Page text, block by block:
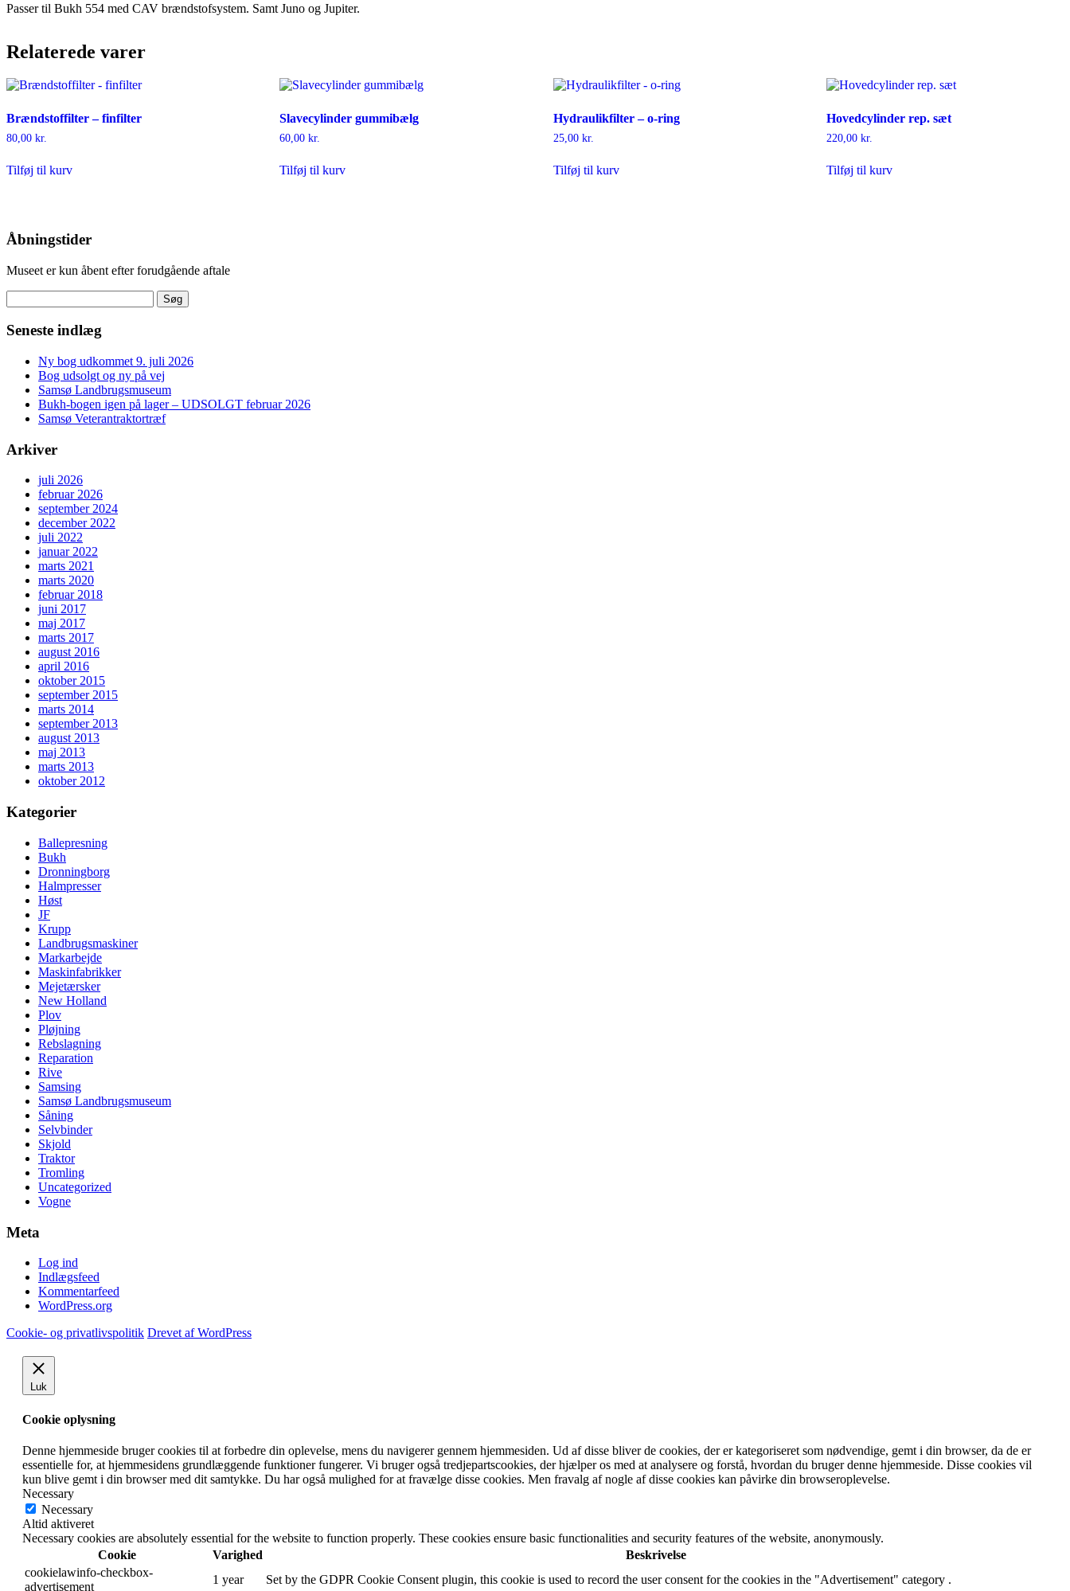
Passer til Bukh 554 med CAV brændstofsystem. Samt Juno og Jupiter.
Relaterede varer
Brændstoffilter – finfilter
80,00 kr.
Tilføj til kurv
Slavecylinder gummibælg
60,00kr.
Tilføj til kurv
Hydraulikfilter – o-ring
25,00 kr.
Tilføj til kurv
Hovedcylinder rep. sæt
220,00 kr.
Tilføj til kurv
Åbningstider
Museet er kun åbent efter forudgående aftale
efter:
Seneste indlæg
Ny bog udkommet 9. juli 2026
Bog udsolgt og ny på vej
Samsø Landbrugsmuseum
Bukh-bogen igen på lager – UDSOLGT februar 2026
Samsø Veterantraktortræf
Arkiver
juli 2026
februar 2026
september 2024
december 2022
juli 2022
januar 2022
marts 2021
marts 2020
februar 2018
juni 2017
maj 2017
marts 2017
august 2016
april 2016
oktober 2015
september 2015
marts 2014
september 2013
august 2013
maj 2013
marts 2013
oktober 2012
Kategorier
Ballepresning
Bukh
Dronningborg
Halmpresser
Høst
JF
Krupp
Landbrugsmaskiner
Markarbejde
Maskinfabrikker
Mejetærsker
New Holland
Plov
Pløjning
Rebslagning
Reparation
Rive
Samsing
Samsø Landbrugsmuseum
Såning
Selvbinder
Skjold
Traktor
Tromling
Uncategorized
Vogne
Meta
Log ind
Indlægsfeed
Kommentarfeed
WordPress.org
Cookie- og privatlivspolitik Drevet af WordPress
Luk
Cookie oplysning
Denne hjemmeside bruger cookies til at forbedre din oplevelse, mens du navigerer gennem hjemmesiden. Ud af disse bliver de cookies, der er kategoriseret som nødvendige, gemt i din browser, da de er
essentielle for, at hjemmesidens grundlæggende funktioner fungerer. Vi bruger også tredjepartscookies, der hjælper os med at analysere og forstå, hvordan du bruger denne hjemmeside. Disse cookies vil
kun blive gemt i din browser med dit samtykke. Du har også mulighed for at fravælge disse cookies. Men fravalg af nogle af disse cookies kan påvirke din browseroplevelse.
Necessary
Necessary
Altid aktiveret
Necessary cookies are absolutely essential for the website to function properly. These cookies ensure basic functionalities and security features of the website, anonymously.
Cookie
Varighed
Beskrivelse
cookielawinfo-checkbox-
advertisement
1 year Set by the GDPR Cookie Consent plugin, this cookie is used to record the user consent for the cookies in the "Advertisement" category .